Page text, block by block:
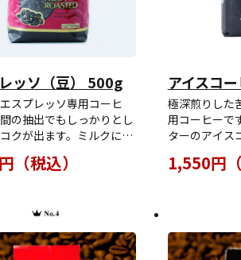
ッソ（豆） 500g
スプレッソ専用コーヒ
の抽出でもしっかりとし
クが出ます。ミルクにも
にも◎※こちらの商品
（税込）
アイスコ
極深煎りした
用コーヒーで
ターのアイス
味のないさわ
そのクリアな
現！？する特
アイスコーヒ
1,550円（